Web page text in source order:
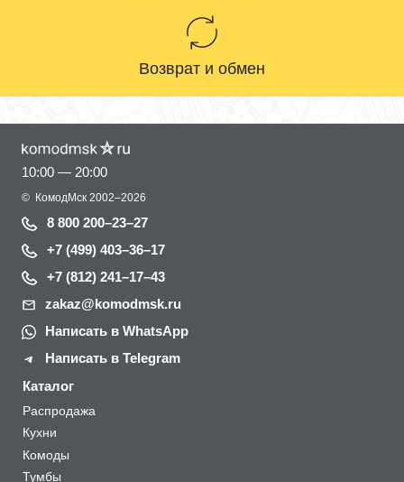
Возврат и обмен
10:00 — 20:00
© КомодМск 2002–2026
8 800 200–23–27
+7 (499) 403–36–17
+7 (812) 241–17–43
zakaz@komodmsk.ru
Написать в WhatsApp
Написать в Telegram
Каталог
Распродажа
Кухни
Комоды
Тумбы